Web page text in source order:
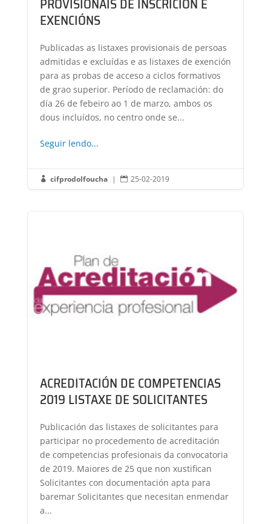
PROVISIONAIS DE INSCRICIÓN E
EXENCIÓNS
Publicadas as listaxes provisionais de persoas
admitidas e excluídas e as listaxes de exención
para as probas de acceso a ciclos formativos
de grao superior. Período de reclamación: do
día 26 de febeiro ao 1 de marzo, ambos os
dous incluídos, no centro onde se...
Seguir lendo...
 cifprodolfoucha |  25-02-2019
ACREDITACIÓN DE COMPETENCIAS
2019 LISTAXE DE SOLICITANTES
Publicación das listaxes de solicitantes para
participar no procedemento de acreditación
de competencias profesionais da convocatoria
de 2019. Maiores de 25 que non xustifican
Solicitantes con documentación apta para
baremar Solicitantes que necesitan enmendar
a...